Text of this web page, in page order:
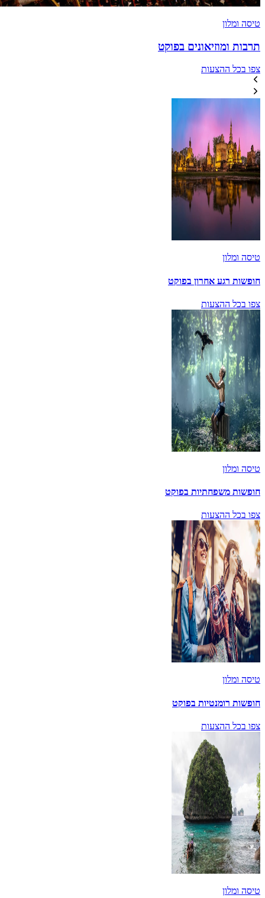
טיסה ומלון
תרבות ומוזיאונים בפוקט
צפו בכל ההצעות
טיסה ומלון
חופשות רגע אחרון בפוקט
צפו בכל ההצעות
טיסה ומלון
חופשות משפחתיות בפוקט
צפו בכל ההצעות
טיסה ומלון
חופשות רומנטיות בפוקט
צפו בכל ההצעות
טיסה ומלון